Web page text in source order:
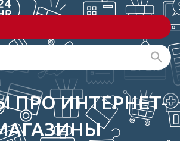
ПРО ИНТЕРНЕТ-